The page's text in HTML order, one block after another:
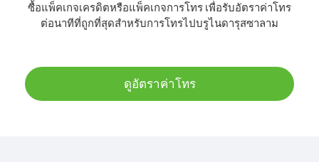
ซื้อแพ็คเกจเครดิตหรือแพ็คเกจการโทร เพื่อรับอัตราค่าโทร
ต่อนาทีที่ถูกที่สุดสำหรับการโทรไปบรูไนดารุสซาลาม
ดูอัตราค่าโทร